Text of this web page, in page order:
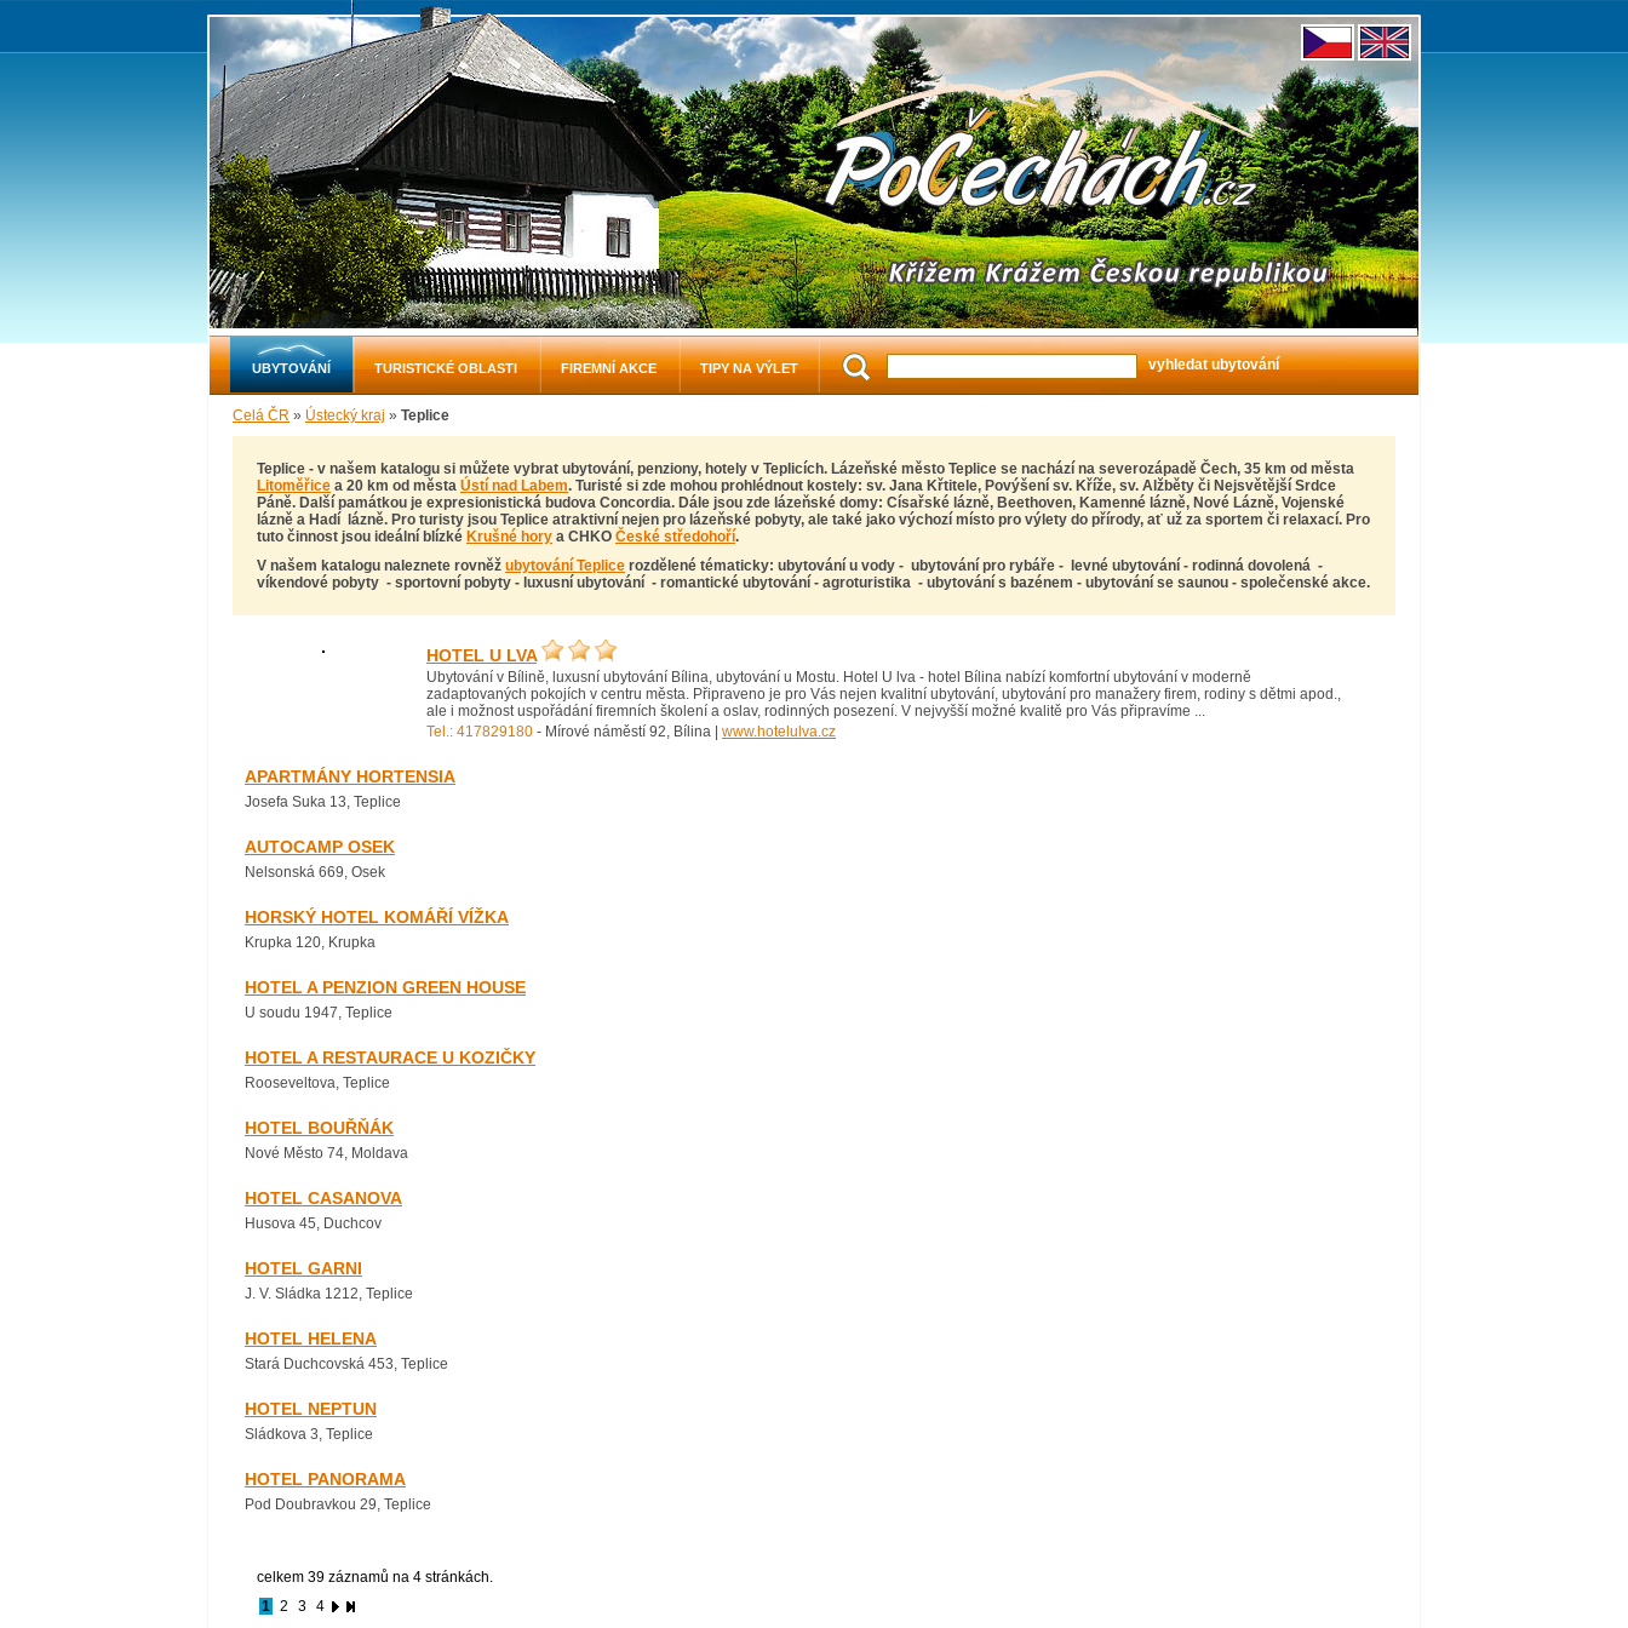
Celá ČR » Ústecký kraj » Teplice
Teplice - v našem katalogu si můžete vybrat ubytování, penziony, hotely v Teplicích. Lázeňské město Teplice se nachází na severozápadě Čech, 35 km od města
Litoměřice a 20 km od města Ústí nad Labem. Turisté si zde mohou prohlédnout kostely: sv. Jana Křtitele, Povýšení sv. Kříže, sv. Alžběty či Nejsvětější Srdce
Páně. Další památkou je expresionistická budova Concordia. Dále jsou zde lázeňské domy: Císařské lázně, Beethoven, Kamenné lázně, Nové Lázně, Vojenské
lázně a Hadí lázně. Pro turisty jsou Teplice atraktivní nejen pro lázeňské pobyty, ale také jako výchozí místo pro výlety do přírody, ať už za sportem či relaxací. Pro
tuto činnost jsou ideální blízké Krušné hory a CHKO České středohoří.
V našem katalogu naleznete rovněž ubytování Teplice rozdělené tématicky: ubytování u vody - ubytování pro rybáře - levné ubytování - rodinná dovolená -
víkendové pobyty - sportovní pobyty - luxusní ubytování - romantické ubytování - agroturistika - ubytování s bazénem - ubytování se saunou - společenské akce.
HOTEL U LVA
Ubytování v Bílině, luxusní ubytování Bílina, ubytování u Mostu. Hotel U lva - hotel Bílina nabízí komfortní ubytování v moderně
zadaptovaných pokojích v centru města. Připraveno je pro Vás nejen kvalitní ubytování, ubytování pro manažery firem, rodiny s dětmi apod.,
ale i možnost uspořádání firemních školení a oslav, rodinných posezení. V nejvyšší možné kvalitě pro Vás připravíme ...
Tel.: 417829180 - Mírové náměstí 92, Bílina | www.hotelulva.cz
APARTMÁNY HORTENSIA
Josefa Suka 13, Teplice
AUTOCAMP OSEK
Nelsonská 669, Osek
HORSKÝ HOTEL KOMÁŘÍ VÍŽKA
Krupka 120, Krupka
HOTEL A PENZION GREEN HOUSE
U soudu 1947, Teplice
HOTEL A RESTAURACE U KOZIČKY
Rooseveltova, Teplice
HOTEL BOUŘŇÁK
Nové Město 74, Moldava
HOTEL CASANOVA
Husova 45, Duchcov
HOTEL GARNI
J. V. Sládka 1212, Teplice
HOTEL HELENA
Stará Duchcovská 453, Teplice
HOTEL NEPTUN
Sládkova 3, Teplice
HOTEL PANORAMA
Pod Doubravkou 29, Teplice
celkem 39 záznamů na 4 stránkách.
1 2 3 4
UBYTOVÁNÍ TURISTICKÉ OBLASTI FIREMNÍ AKCE TIPY NA VÝLET